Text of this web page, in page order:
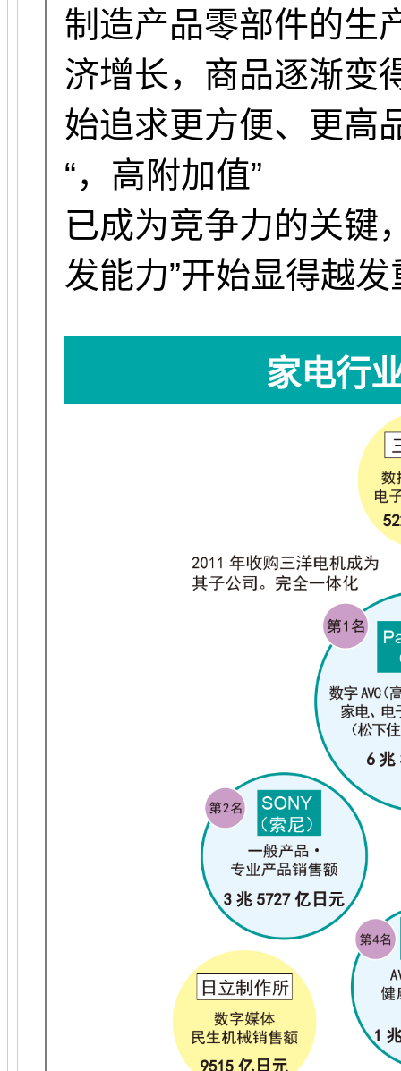
制造产品零部件的生
济增长，商品逐渐变
始追求更方便、更高
“，高附加值”
已成为竞争力的关键
发能力”开始显得越
家电行